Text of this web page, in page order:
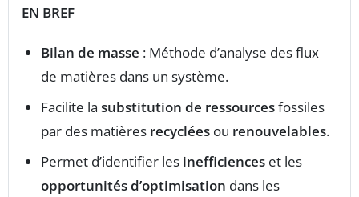
EN BREF
Bilan de masse : Méthode d’analyse des flux
de matières dans un système.
Facilite la substitution de ressourcesfossiles
par des matières recyclées ou renouvelables.
Permet d’identifier les inefficiences et les
opportunités d’optimisation dans les